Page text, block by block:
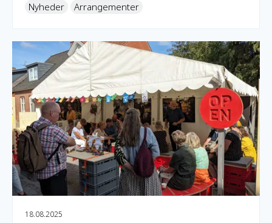
Nyheder Arrangementer
18.08.2025
OpEn sætter fokus på kulturens kraft i globale